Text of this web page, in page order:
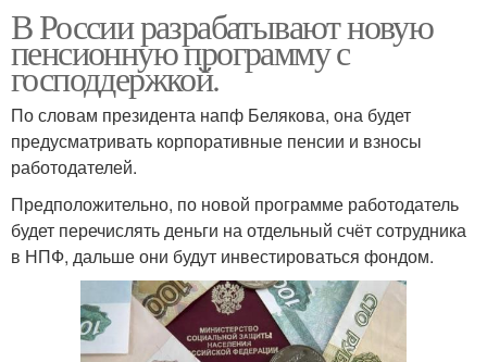
В России разрабатывают новую
пенсионную программу с
господдержкой.
По словам президента напф Белякова, она будет
предусматривать корпоративные пенсии и взносы
работодателей.
Предположительно, по новой программе работодатель
будет перечислять деньги на отдельный счёт сотрудника
в НПФ, дальше они будут инвестироваться фондом.